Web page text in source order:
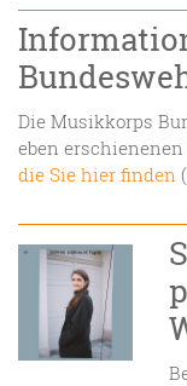
Die Musikkorps
eben
die Sie hier finden